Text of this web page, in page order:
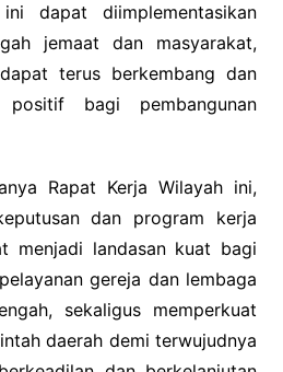
dapat diimplementasikan
jemaat dan masyarakat,
terus berkembang dan
positif bagi pembangunan
Rapat Kerja Wilayah ini,
dan program kerja
menjadi landasan kuat bagi
gereja dan lembaga
sekaligus memperkuat
daerah demi terwujudnya